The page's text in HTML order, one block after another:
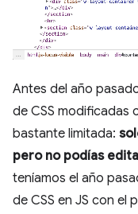
Antes del año
de CSS modificadas
bastante limitada:
pero no podías
teníamos el año
de CSS en JS con el